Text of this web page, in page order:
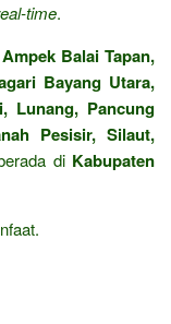
time.
Balai Tapan,
Bayang Utara,
Lunang, Pancung
Pesisir, Silaut,
di Kabupaten